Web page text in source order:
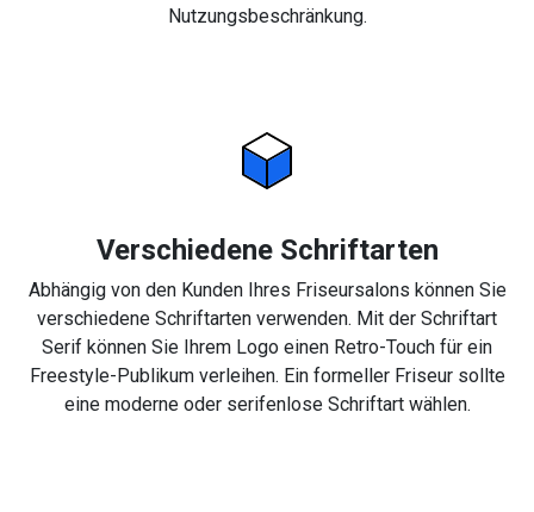
Nutzungsbeschränkung.
Verschiedene Schriftarten
Abhängig von den Kunden Ihres Friseursalons können Sie
verschiedene Schriftarten verwenden. Mit der Schriftart
Serif können Sie Ihrem Logo einen Retro-Touch für ein
Freestyle-Publikum verleihen. Ein formeller Friseur sollte
eine moderne oder serifenlose Schriftart wählen.